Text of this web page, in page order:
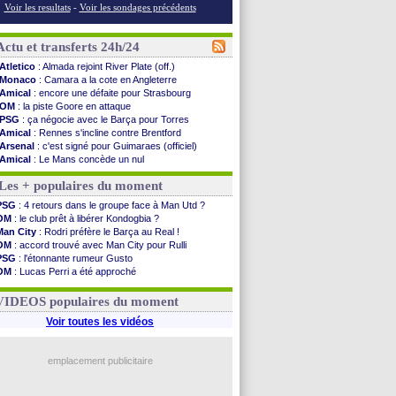
Voir les resultats - Voir les sondages précédents
et transferts 24h/24
Atletico : Almada rejoint River Plate (off.)
Monaco : Camara a la cote en Angleterre
Amical : encore une défaite pour Strasbourg
OM : la piste Goore en attaque
PSG : ça négocie avec le Barça pour Torres
Amical : Rennes s'incline contre Brentford
Arsenal : c'est signé pour Guimaraes (officiel)
Amical : Le Mans concède un nul
Real: Mourinho durcit les règles
Amical : Toulouse s'incline lourdement
OM: Benatia et la "médiocrité" dans le club
Newcastle: Guimarães, le club se défend
: la 1ère journée à suivre en DIRECT !
: une deuxième offre pour Suzuki
PSG: le groupe pour le match face à Man Utd
OM : le jour où tout a basculé pour Benatia
Heracles: Reine-Adélaïde, le sort s'acharne...
Monaco: Mawissa a gravement blessé Uche
OM: accord avec la Real Sociedad pour Aguerd
: Araujo va partir en prêt à Liverpool
: Caen premier leader
+ populaires du moment
: 4 retours dans le groupe face à Man Utd ?
: le club prêt à libérer Kondogbia ?
City : Rodri préfère le Barça au Real !
: accord trouvé avec Man City pour Rulli
: l'étonnante rumeur Gusto
: Lucas Perri a été approché
: Owori battu à mort à Kampala
populaires du moment
Voir toutes les vidéos
emplacement publicitaire